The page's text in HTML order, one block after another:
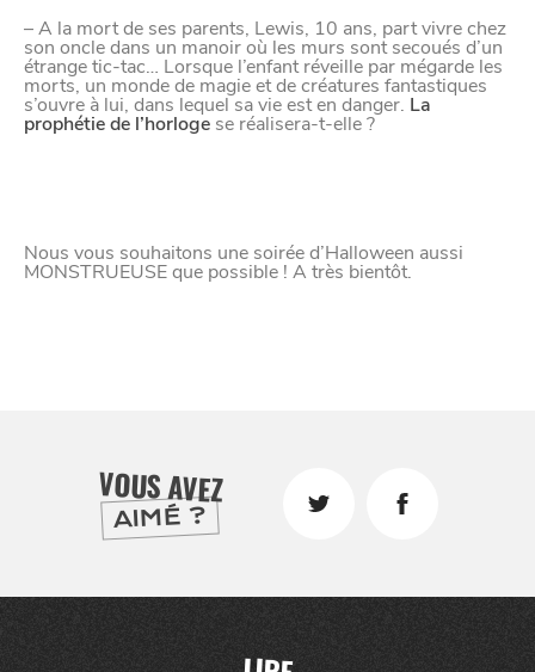
– A la mort de ses parents, Lewis, 10 ans, part vivre chez
son oncle dans un manoir où les murs sont secoués d’un
étrange tic-tac… Lorsque l’enfant réveille par mégarde les
morts, un monde de magie et de créatures fantastiques
s’ouvre à lui, dans lequel sa vie est en danger. La
prophétie de l’horloge se réalisera-t-elle ?
Nous vous souhaitons une soirée d’Halloween aussi
MONSTRUEUSE que possible ! A très bientôt.
VOUS AVEZ
AIMÉ ?